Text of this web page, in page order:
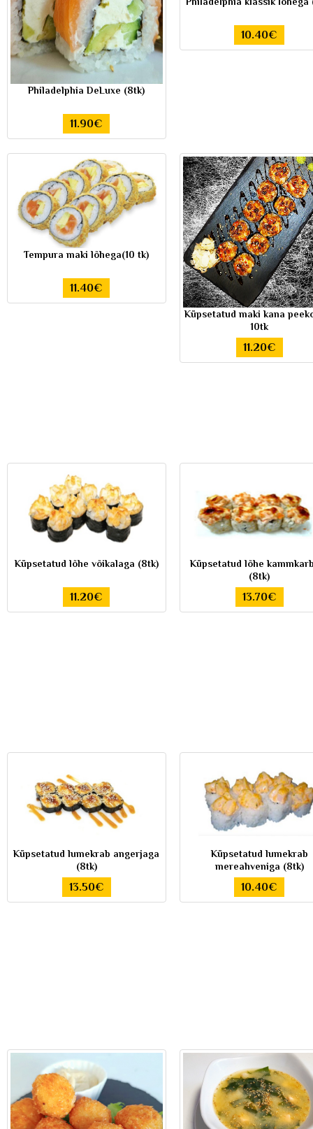
Philadelphia DeLuxe (8tk)
11.90€
10.40€
Tempura maki lõhega(10 tk)
11.40€
Küpsetatud maki kana
10tk
11.20€
Küpsetatud lõhe võikalaga (8tk)
11.20€
Küpsetatud lõhe
(8tk)
13.70€
Küpsetatud lumekrab angerjaga
(8tk)
13.50€
Küpsetatud lumekrab
mereahveniga (8tk)
10.40€